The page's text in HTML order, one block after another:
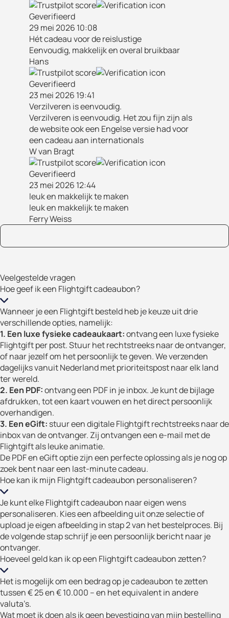
Geverifieerd
29 mei 2026 10:08
Hét cadeau voor de reislustige
Eenvoudig, makkelijk en overal bruikbaar
Hans
Geverifieerd
23 mei 2026 19:41
Verzilveren is eenvoudig.
Verzilveren is eenvoudig. Het zou fijn zijn als
de website ook een Engelse versie had voor
een cadeau aan internationals
W van Bragt
Geverifieerd
23 mei 2026 12:44
leuk en makkelijk te maken
leuk en makkelijk te maken
Ferry Weiss
Veelgestelde vragen
Hoe geef ik een Flightgift cadeaubon?
Wanneer je een Flightgift besteld heb je keuze uit drie
verschillende opties, namelijk:
1. Een luxe fysieke cadeaukaart:ontvang een luxe fysieke
Flightgift per post. Stuur het rechtstreeks naar de ontvanger,
of naar jezelf om het persoonlijk te geven. We verzenden
dagelijks vanuit Nederland met prioriteitspost naar elk land
ter wereld.
2. Een PDF:ontvang een PDF in je inbox. Je kunt de bijlage
afdrukken, tot een kaart vouwen en het direct persoonlijk
overhandigen.
3. Een eGift: stuur een digitale Flightgift rechtstreeks naar de
inbox van de ontvanger. Zij ontvangen een e-mail met de
Flightgift als leuke animatie.
De PDF en eGift optie zijn een perfecte oplossing als je nog op
zoek bent naar een last-minute cadeau.
Hoe kan ik mijn Flightgift cadeaubon personaliseren?
Je kunt elke Flightgift cadeaubon naar eigen wens
personaliseren. Kies een afbeelding uit onze selectie of
upload je eigen afbeelding in stap 2 van het bestelproces. Bij
de volgende stap schrijf je een persoonlijk bericht naar je
ontvanger.
Hoeveel geld kan ik op een Flightgift cadeaubon zetten?
Het is mogelijk om een ​​bedrag op je cadeaubon te zetten
tussen € 25 en € 10.000 – en het equivalent in andere
valuta’s.
Wat moet ik doen als ik geen bevestiging van mijn bestelling